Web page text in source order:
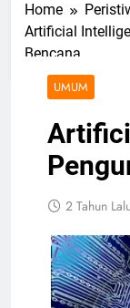
Home
Artificial
Bencana
UMUM
2 Tahun